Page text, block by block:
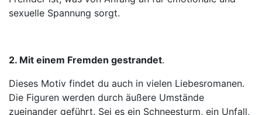
sexuelle Spannung sorgt.
2. Mit einem Fremden gestrandet.
Dieses Motiv findet du auch in vielen Liebesromanen.
Die Figuren werden durch äußere Umstände
zueinander geführt. Sei es ein Schneesturm, ein Unfall,